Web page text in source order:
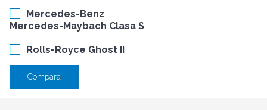
Mercedes-Benz
Mercedes-Maybach Clasa S
Rolls-Royce Ghost II
Compara